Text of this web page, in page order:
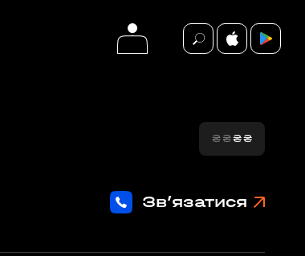
ВСІ ПОДІЇ
₴
₴
₴
₴
Зв’язатися